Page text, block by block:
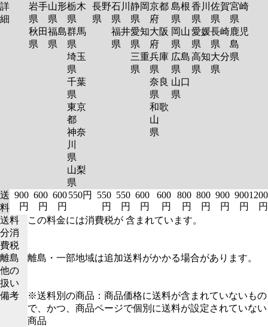
詳
細
岩手
県
秋田
県
山形
県
福島
県
栃木
県
群馬
県
埼玉
県
千葉
県
東京
都
神奈
川
県
山梨
県
長野
県
石川
県
福井
県
静岡
県
愛知
県
三重
県
京都
府
大阪
府
兵庫
県
奈良
県
和歌
山
県
島根
県
岡山
県
広島
県
山口
県
香川
県
愛媛
県
高知
県
佐賀
県
長崎
県
大分
県
宮崎
県
鹿児
島
県
送
料
900
円
600
円
600
円
550円
550
円
550
円
600
円
600
円
800
円
800
円
900
円
900
円
1200
円
送料
分消
費税
この料金には消費税が 含まれています。
離島
他の
扱い
離島・一部地域は追加送料がかかる場合があります。
備考
※送料別の商品：商品価格に送料が含まれていないもの
で、かつ、商品ページで個別に送料が設定されていない
商品